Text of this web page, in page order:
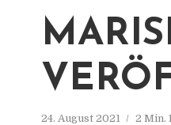
24. August 2021 2 Min.